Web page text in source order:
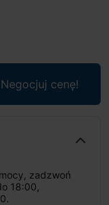
cenę!
zadzwoń
18:00,